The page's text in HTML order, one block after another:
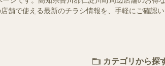
舗で使える最新のチラシ情報を、手軽にご確認
カテゴリから探